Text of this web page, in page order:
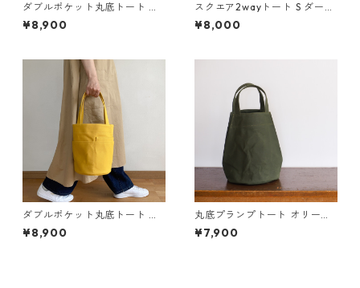
ダブルポケット丸底トート 生
成り / 9号帆布
¥8,900
スクエア2wayトート S ダーク
グレー / 8号帆布
¥8,000
ダブルポケット丸底トート カ
ラシ / 8号帆布
¥8,900
丸底プランプトート オリーブ
ドラブ / 10号パラフィン帆布
¥7,900